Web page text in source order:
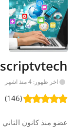
Main Menu
التصنيفات
الصفحة الرئيسية
قائمة الرغبات
scriptvtech
اخر ظهور: 4 منذ اشهر
(146)
عضو منذ كانون الثاني 2020